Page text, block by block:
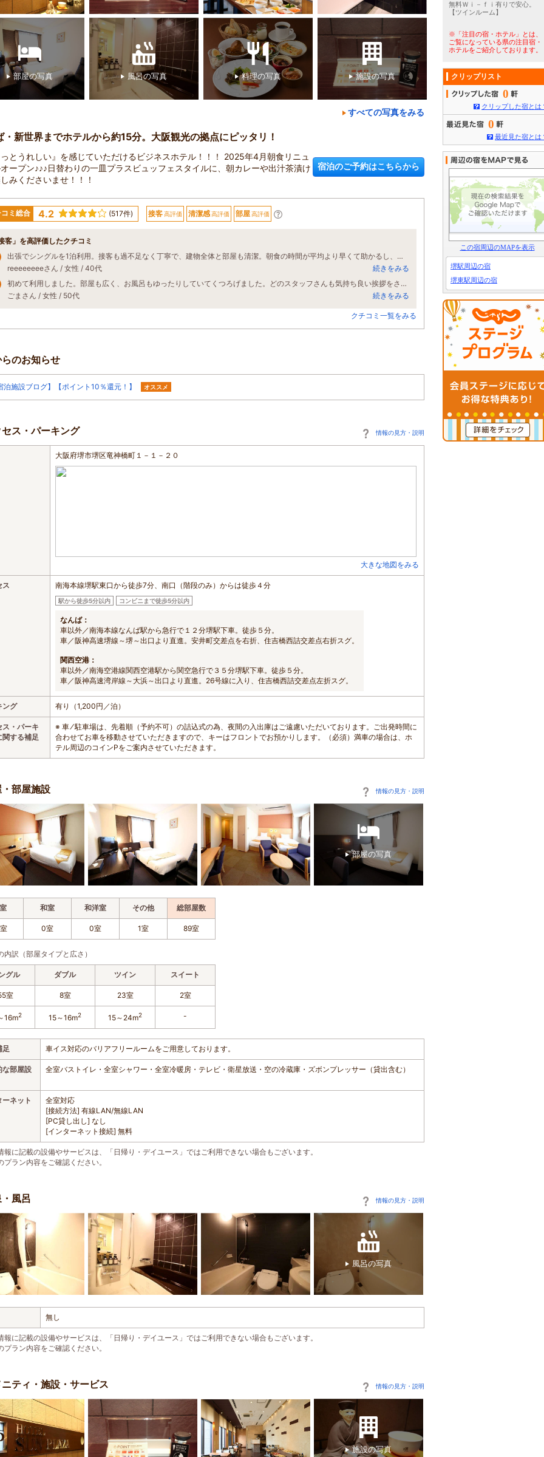
部屋の写真 風呂の写真 料理の写真 施設の写真
すべての写真をみる
・新世界までホテルから約15分。大阪観光の拠点にピッタリ！
っとうれしい』を感じていただけるビジネスホテル！！！ 2025年4月朝食リニュ
ープン♪♪♪日替わりの一皿プラスビュッフェスタイルに、朝カレーや出汁茶漬け
みくださいませ！！！
宿泊のご予約はこちらから
コミ総合 4.2 (517件) 接客高評価 清潔感高評価 部屋高評価
接客」を高評価したクチコミ
出張でシングルを1泊利用。接客も過不足なく丁寧で、建物全体と部屋も清潔。朝食の時間が平均より早くて助かるし、味も良かった。机が広くて物を置けるスペースが多いのと、洗面台が大きくて使いやすいところが女性にお薦め。駅から距離があるかなと思ったけど、道が分かりやすいのであまり気にならなかった。空調の稼働音が少し気になったのと、バスマットが少し汚れてたのでちょっとマイナス。同方面への出張があったらリピ予定。
reeeeeeeeさん / 女性 / 40代
続きをみる
初めて利用しました。部屋も広く、お風呂もゆったりしていてくつろげました。どのスタッフさんも気持ち良い挨拶をされ本当に良かったです。また利用したいと思います。
ごまさん / 女性 / 50代
続きをみる
クチコミ一覧をみる
のお知らせ
泊施設ブログ】【ポイント10％還元！】 オススメ
セス・パーキング 情報の見方・説明
大阪府堺市堺区竜神橋町１－１－２０
大きな地図をみる
ス 南海本線堺駅東口から徒歩7分、南口（階段のみ）からは徒歩４分
駅から徒歩5分以内 コンビニまで徒歩5分以内
なんば：
車以外／南海本線なんば駅から急行で１２分堺駅下車。徒歩５分。
車／阪神高速堺線～堺～出口より直進。安井町交差点を右折、住吉橋西詰交差点右折スグ。
関西空港：
車以外／南海空港線関西空港駅から関空急行で３５分堺駅下車。徒歩５分。
車／阪神高速湾岸線～大浜～出口より直進。26号線に入り、住吉橋西詰交差点左折スグ。
ング 有り（1,200円／泊）
ス・パーキ
関する補足
※ 車 ⁄ 駐車場は、先着順（予約不可）の詰込式の為、夜間の入出庫はご遠慮いただいております。ご出発時間に
合わせてお車を移動させていただきますので、キーはフロントでお預かりします。（必須）満車の場合は、ホ
テル周辺のコインPをご案内させていただきます。
部屋施設 情報の見方・説明
部屋の写真
和室 和洋室 その他 総部屋数
0室 0室 1室 89室
訳（部屋タイプと広さ）
グル ダブル ツイン スイート
室 8室 23室 2室
16m2 15～16m2 15～24m2 -
足 車イス対応のバリアフリールームをご用意しております。
な部屋設
全室バストイレ・全室シャワー・全室冷暖房・テレビ・衛星放送・空の冷蔵庫・ズボンプレッサー（貸出含む）
ーネット
全室対応
[接続方法] 有線LAN/無線LAN
[PC貸し出し] なし
[インターネット接続] 無料
報に記載の設備やサービスは、「日帰り・デイユース」ではご利用できない場合もございます。
プラン内容をご確認ください。
風呂 情報の見方・説明
風呂の写真
無し
報に記載の設備やサービスは、「日帰り・デイユース」ではご利用できない場合もございます。
プラン内容をご確認ください。
ティ・施設・サービス 情報の見方・説明
施設の写真
無料Ｗｉ－ｆｉ有りで安心。
【ツインルーム】
※「注目の宿・ホテル」とは、
ご覧になっている県の注目宿・
ホテルをご紹介しております。
クリップリスト
0
クリップした宿とは
0
最近見た宿とは
この宿周辺のMAPを表示
堺駅周辺の宿
堺東駅周辺の宿